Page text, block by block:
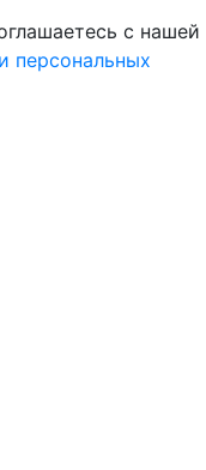
с нашей
персональных